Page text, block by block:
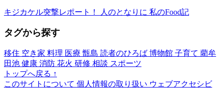
キジカケル突撃レポート！ 人のとなりに 私のFood記
タグから探す
移住 空き家 料理 医療 甑島 読者のひろば 博物館 子育て 藺牟
田池 健康 消防 花火 研修 相談 スポーツ
トップへ戻る ↑
このサイトについて 個人情報の取り扱い ウェブアクセシビ